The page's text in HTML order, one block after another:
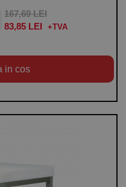
167,69 LEI
83,85 LEI
in cos